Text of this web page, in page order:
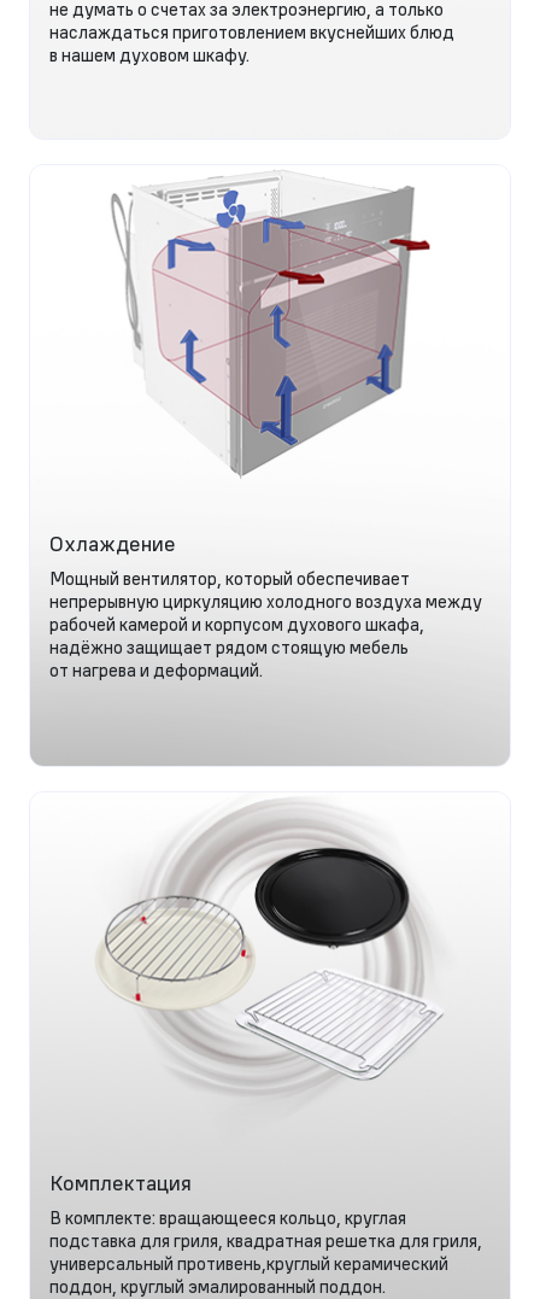
не думать о счетах за электроэнергию, а только
наслаждаться приготовлением вкуснейших блюд
в нашем духовом шкафу.
Охлаждение
Мощный вентилятор, который обеспечивает
непрерывную циркуляцию холодного воздуха между
рабочей камерой и корпусом духового шкафа,
надёжно защищает рядом стоящую мебель
от нагрева и деформаций.
Комплектация
В комплекте: вращающееся кольцо, круглая
подставка для гриля, квадратная решетка для гриля,
универсальный противень,круглый керамический
поддон, круглый эмалированный поддон.